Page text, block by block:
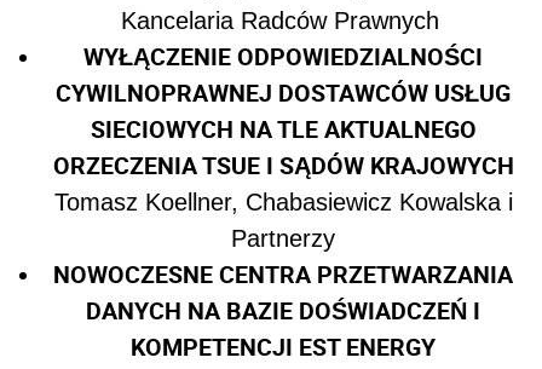
Kancelaria Radców Prawnych
WYŁĄCZENIE ODPOWIEDZIALNOŚCI
CYWILNOPRAWNEJ DOSTAWCÓW USŁUG
SIECIOWYCH NA TLE AKTUALNEGO
ORZECZENIA TSUE I SĄDÓW KRAJOWYCH
Tomasz Koellner, Chabasiewicz Kowalska i
Partnerzy
NOWOCZESNE CENTRA PRZETWARZANIA
DANYCH NA BAZIE DOŚWIADCZEŃ I
KOMPETENCJI EST ENERGY